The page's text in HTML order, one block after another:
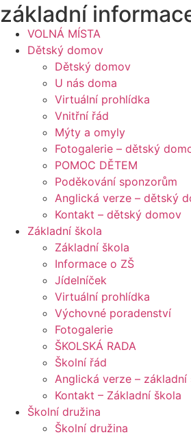
základní
VOLNÁ MÍSTA
Dětský domov
Dětský domov
U nás doma
Virtuální prohlídka
Vnitřní řád
Mýty a omyly
Fotogalerie – dětský
POMOC DĚTEM
Poděkování sponzorům
Anglická verze – dětský
Kontakt – dětský domov
Základní škola
Základní škola
Informace o ZŠ
Jídelníček
Virtuální prohlídka
Výchovné poradenství
Fotogalerie
ŠKOLSKÁ RADA
Školní řád
Anglická verze – základní
Kontakt – Základní škola
Školní družina
Školní družina